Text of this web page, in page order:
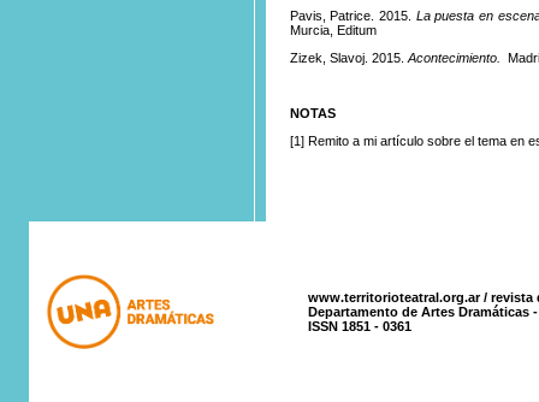
Pavis, Patrice. 2015. La puesta en
Murcia, Editum
Zizek, Slavoj. 2015. Acontecimiento.
NOTAS
[1] Remitoa mi artículo sobre el tema en
www.territorioteatral.org.ar /
Departamento de Artes Dramáticas
ISSN 1851 - 0361